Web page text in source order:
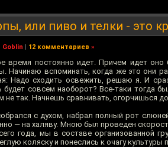
или пиво и телки - это
Goblin | 12 комментариев »
время постоянно идет. Причем идет
Начинаю вспоминать, когда же это они
Надо сходить освежить, решаю я. И
будет совсем наоборот? Все-таки тогда
не так. Начнешь сравнивать, огорчишься
с духом, набрал полный рот
— на халяву. Мною был проведен
года, мы в составе организованной
коляску и понеслись к очагу